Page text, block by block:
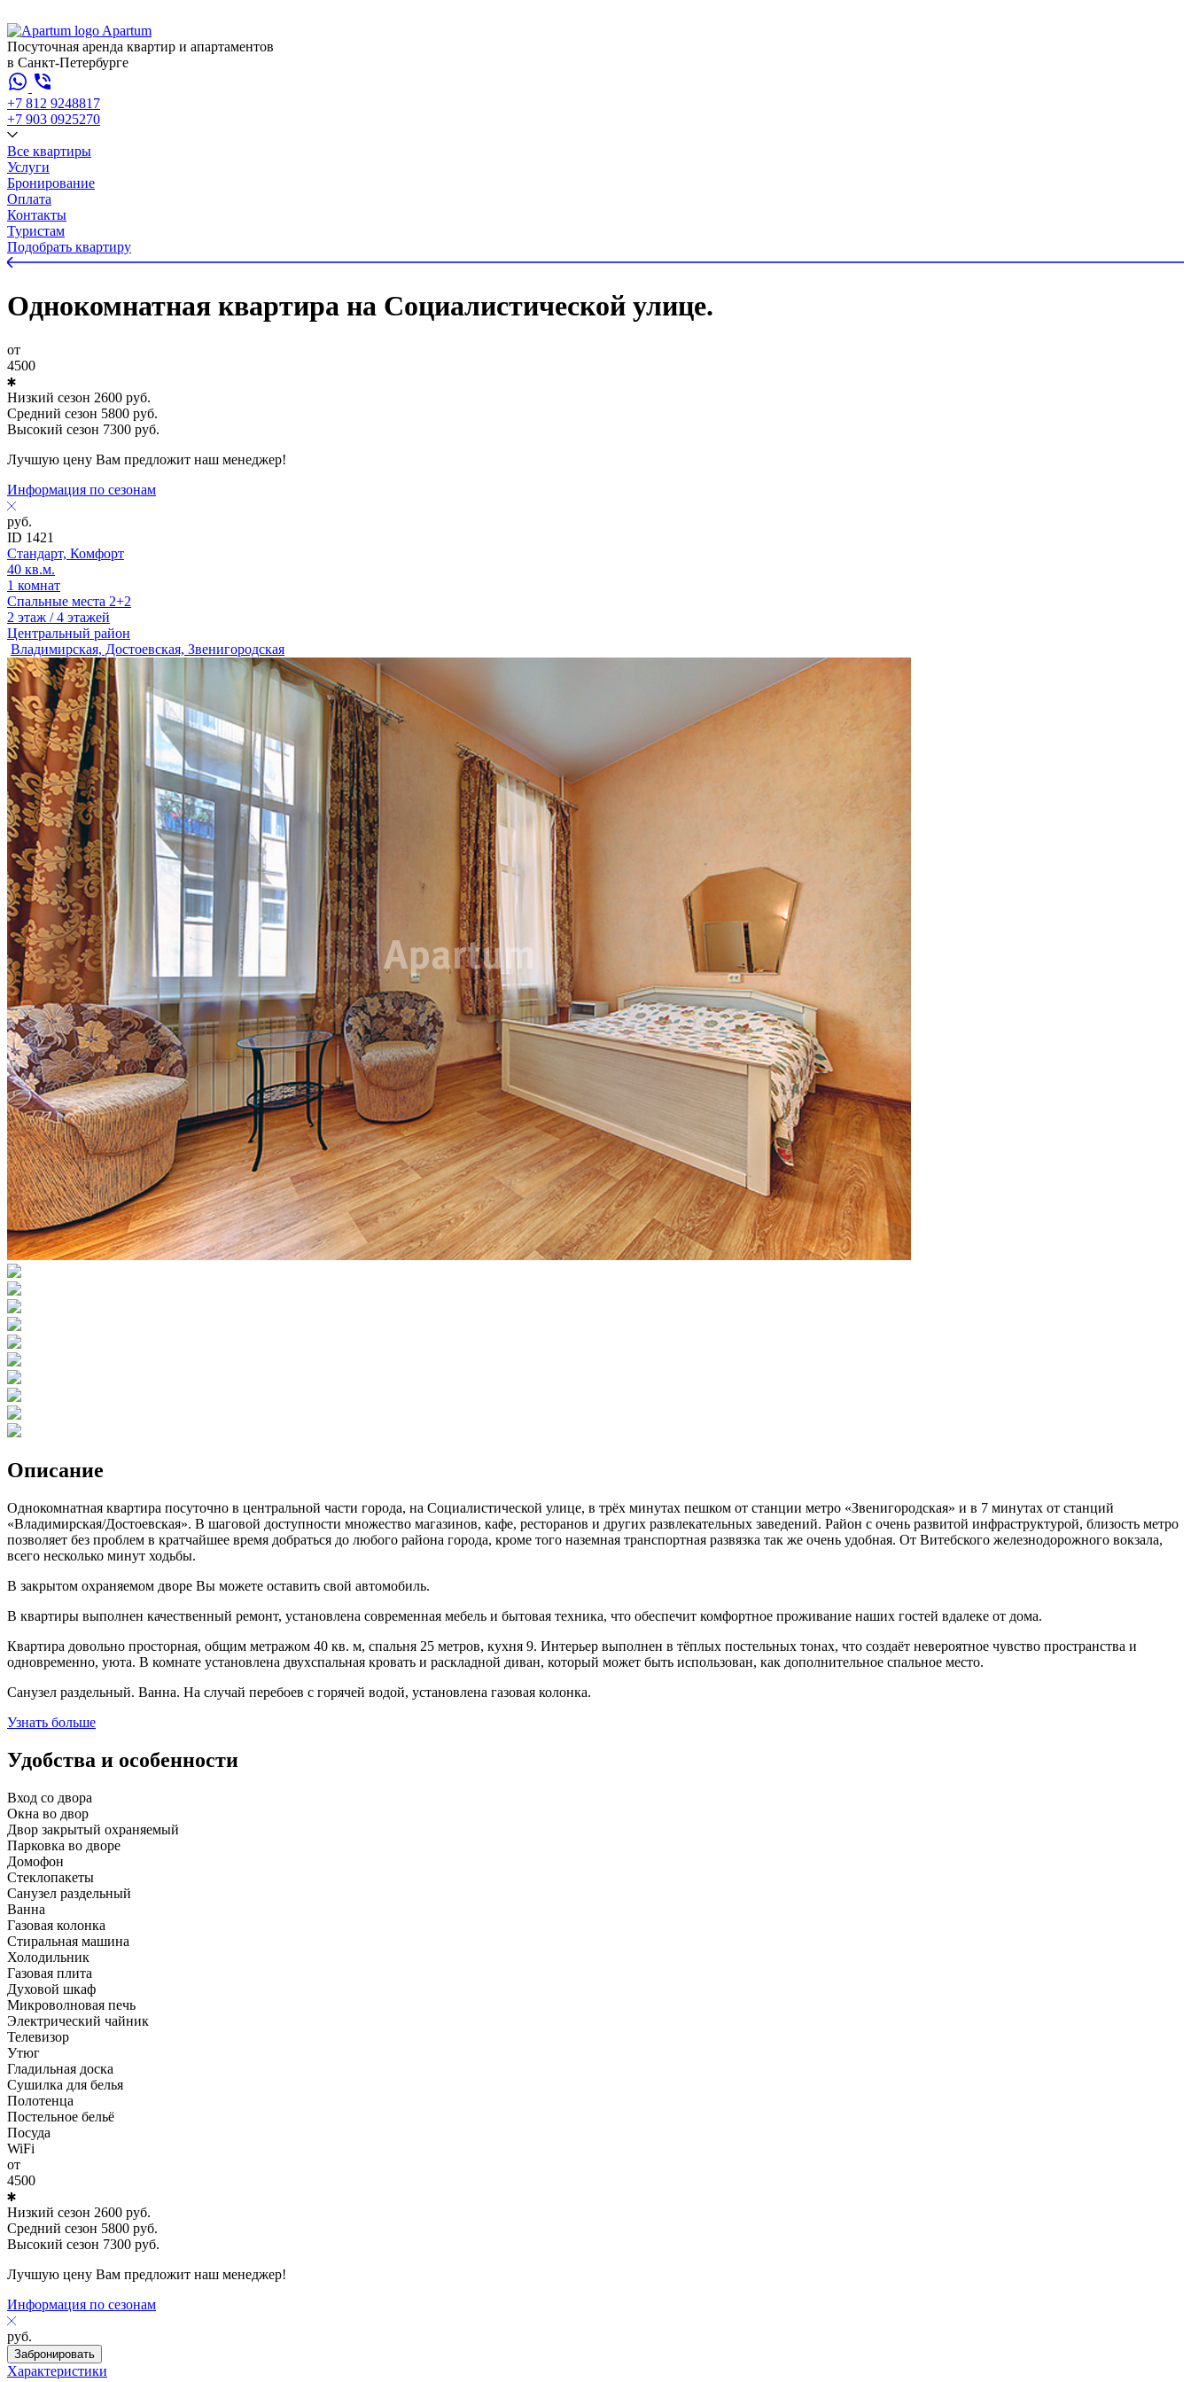
Apartum
Посуточная аренда квартир и апартаментов
в Санкт-Петербурге
+7 812 9248817
+7 903 0925270
Все квартиры
Услуги
Бронирование
Оплата
Контакты
Туристам
Подобрать квартиру
Однокомнатная квартира на Социалистической улице.
от
4500
Низкий сезон 2600 руб.
Средний сезон 5800 руб.
Высокий сезон 7300 руб.
Лучшую цену Вам предложит наш менеджер!
Информация по сезонам
руб.
ID 1421
Стандарт, Комфорт
40 кв.м.
1 комнат
Спальные места 2+2
2 этаж / 4 этажей
Центральный район
Владимирская, Достоевская, Звенигородская
Описание
Однокомнатная квартира посуточно в центральной части города, на Социалистической улице, в трёх минутах пешком от станции метро «Звенигородская» и в 7 минутах от станций
«Владимирская/Достоевская». В шаговой доступности множество магазинов, кафе, ресторанов и других развлекательных заведений. Район с очень развитой инфраструктурой, близость метро
позволяет без проблем в кратчайшее время добраться до любого района города, кроме того наземная транспортная развязка так же очень удобная. От Витебского железнодорожного вокзала,
всего несколько минут ходьбы.
В закрытом охраняемом дворе Вы можете оставить свой автомобиль.
В квартиры выполнен качественный ремонт, установлена современная мебель и бытовая техника, что обеспечит комфортное проживание наших гостей вдалеке от дома.
Квартира довольно просторная, общим метражом 40 кв. м, спальня 25 метров, кухня 9. Интерьер выполнен в тёплых постельных тонах, что создаёт невероятное чувство пространства и
одновременно, уюта. В комнате установлена двухспальная кровать и раскладной диван, который может быть использован, как дополнительное спальное место.
Санузел раздельный. Ванна. На случай перебоев с горячей водой, установлена газовая колонка.
Узнать больше
Удобства и особенности
Вход со двора
Окна во двор
Двор закрытый охраняемый
Парковка во дворе
Домофон
Стеклопакеты
Санузел раздельный
Ванна
Газовая колонка
Стиральная машина
Холодильник
Газовая плита
Духовой шкаф
Микроволновая печь
Электрический чайник
Телевизор
Утюг
Гладильная доска
Сушилка для белья
Полотенца
Постельное бельё
Посуда
WiFi
от
4500
Низкий сезон 2600 руб.
Средний сезон 5800 руб.
Высокий сезон 7300 руб.
Лучшую цену Вам предложит наш менеджер!
Информация по сезонам
руб.
Забронировать
Характеристики